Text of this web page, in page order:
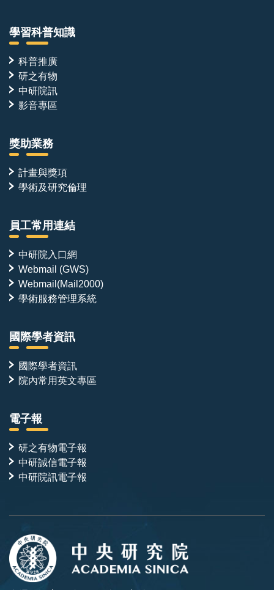
學習科普知識
科普推廣
研之有物
中研院訊
影音專區
獎助業務
計畫與獎項
學術及研究倫理
員工常用連結
中研院入口網
Webmail (GWS)
Webmail(Mail2000)
學術服務管理系統
國際學者資訊
國際學者資訊
院內常用英文專區
電子報
研之有物電子報
中研誠信電子報
中研院訊電子報